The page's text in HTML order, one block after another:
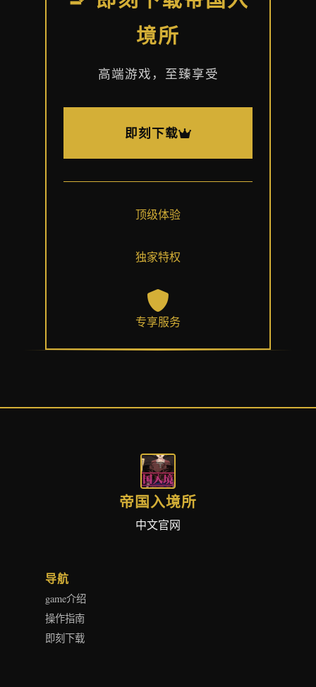
境所
高端游戏，至臻享受
即刻下载
顶级体验
独家特权
专享服务
帝国入境所
中文官网
导航
game介绍
操作指南
即刻下载